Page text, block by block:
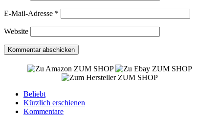
E-Mail-Adresse *
Website
ZUM SHOP
ZUM SHOP
ZUM SHOP
Beliebt
Kürzlich erschienen
Kommentare